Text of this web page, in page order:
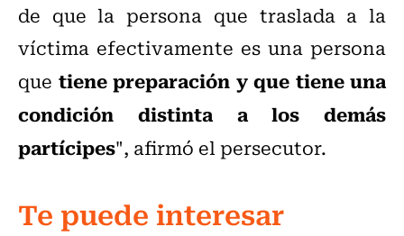
de que la persona que traslada a la
víctima efectivamente es una persona
que tiene preparación y que tiene una
condición distinta a los demás
partícipes", afirmó el persecutor.
Te puede interesar